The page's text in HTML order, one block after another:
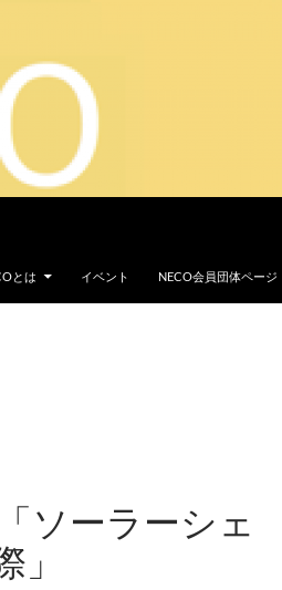
とは イベント NECO会員団体ページ
ソーラーシェ